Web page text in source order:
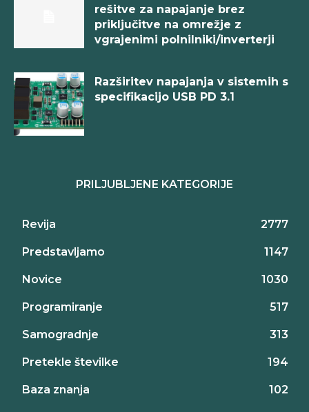
rešitve za napajanje brez
priključitve na omrežje z
vgrajenimi polnilniki/inverterji
Razširitev napajanja v sistemih s
specifikacijo USB PD 3.1
PRILJUBLJENE KATEGORIJE
Revija 2777
Predstavljamo 1147
Novice 1030
Programiranje 517
Samogradnje 313
Pretekle številke 194
Baza znanja 102